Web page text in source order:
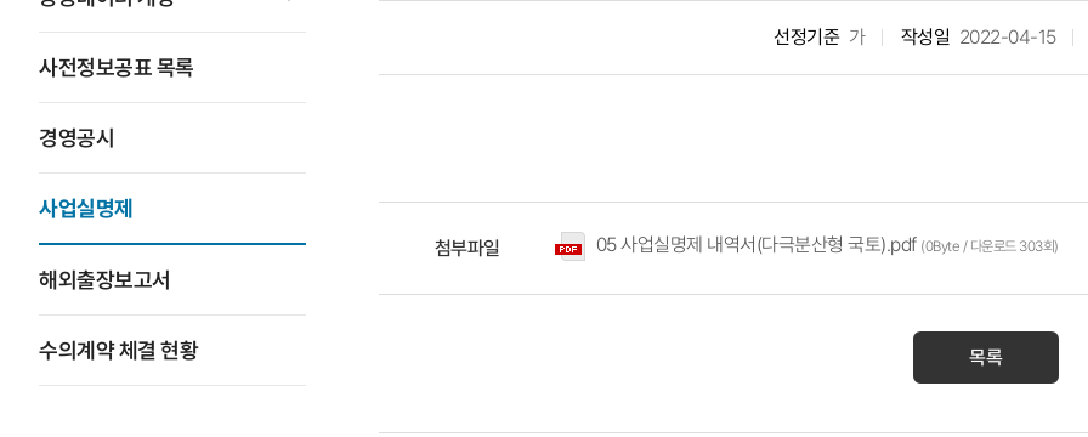
사전정보공표 목록
경영공시
사업실명제
해외출장보고서
수의계약 체결 현황
선정기준 가 작성일 2022-04-15
첨부파일 05 사업실명제 내역서(다극분산형 국토).pdf (0Byte / 다운로드 303회)
목록